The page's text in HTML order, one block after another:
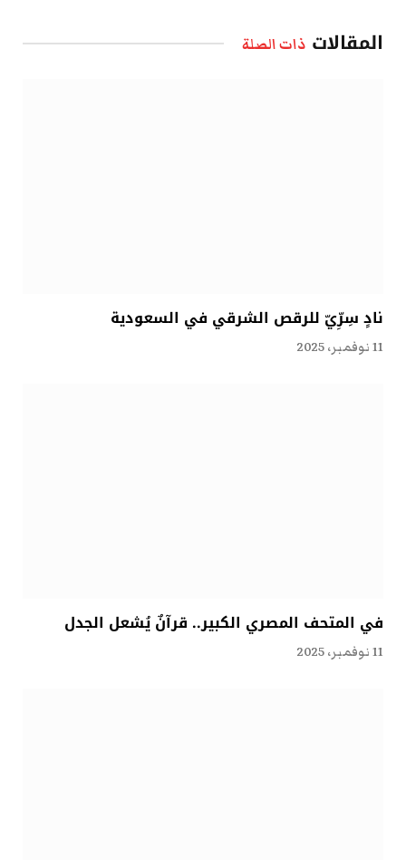
المقالات ذات الصلة
نادٍ سِرِّيّ للرقص الشرقي في السعودية
11 نوفمبر، 2025
في المتحف المصري الكبير.. قرآنٌ يُشعل الجدل
11 نوفمبر، 2025